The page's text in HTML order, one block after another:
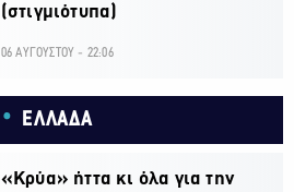
(στιγμιότυπα)
06 ΑΥΓΟΥΣΤΟΥ - 22:06
ΕΛΛΑΔΑ
«Κρύα» ήττα κι όλα για την